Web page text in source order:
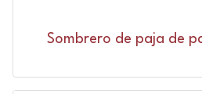
Sombrero de paja de